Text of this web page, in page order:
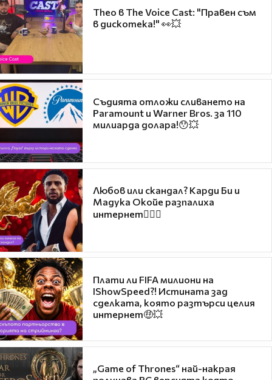
Theo в The Voice Cast: "Правен съм
в дискотека!" 👀💥
Съдията отложи сливането на
Paramount и Warner Bros. за 110
милиарда долара!😯💥
Любов или скандал? Карди Би и
Мадука Окойе разпалиха
интернет❤️‍🔥🔥
Плати ли FIFA милиони на
IShowSpeed?! Истината зад
сделката, която разтърси целия
интернет🤑💥
„Game of Thrones“ най-накрая